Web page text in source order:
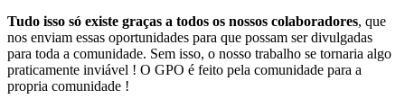
Tudo isso só existe graças a todos os nossos colaboradores, que
nos enviam essas oportunidades para que possam ser divulgadas
para toda a comunidade. Sem isso, o nosso trabalho se tornaria algo
praticamente inviável ! O GPO é feito pela comunidade para a
propria comunidade !